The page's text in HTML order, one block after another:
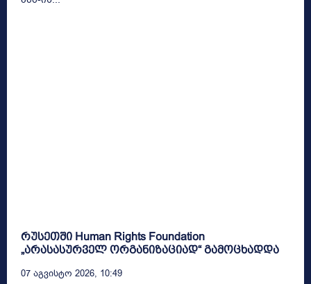
რუსეთში Human Rights Foundation
„არასასურველ ორგანიზაციად“ გამოცხადდა
07 Აგვისტო 2026, 10:49